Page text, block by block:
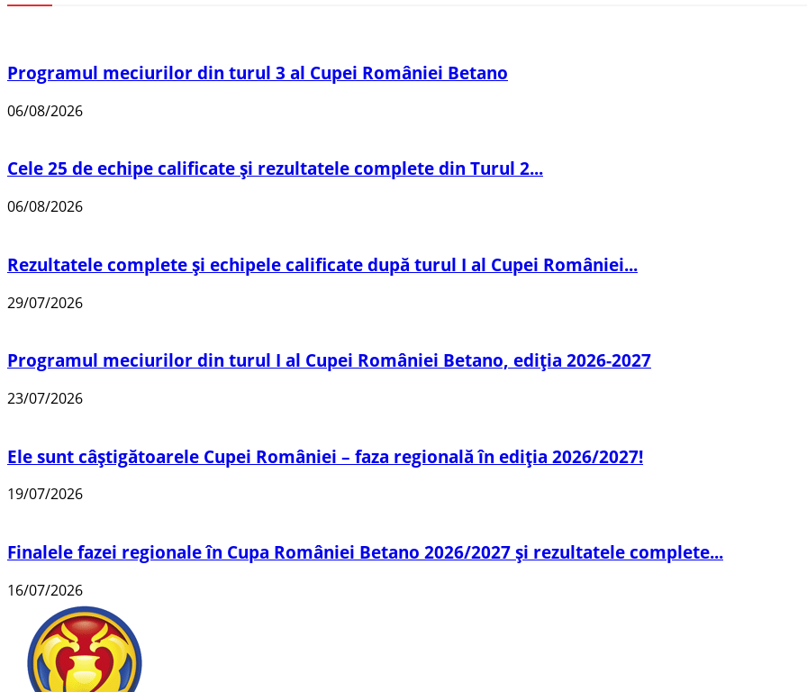
Programul meciurilor din turul 3 al Cupei României Betano
06/08/2026
Cele 25 de echipe calificate și rezultatele complete din Turul 2...
06/08/2026
Rezultatele complete și echipele calificate după turul I al Cupei României...
29/07/2026
Programul meciurilor din turul I al Cupei României Betano, ediția 2026-2027
23/07/2026
Ele sunt câștigătoarele Cupei României – faza regională în ediția 2026/2027!
19/07/2026
Finalele fazei regionale în Cupa României Betano 2026/2027 și rezultatele complete...
16/07/2026